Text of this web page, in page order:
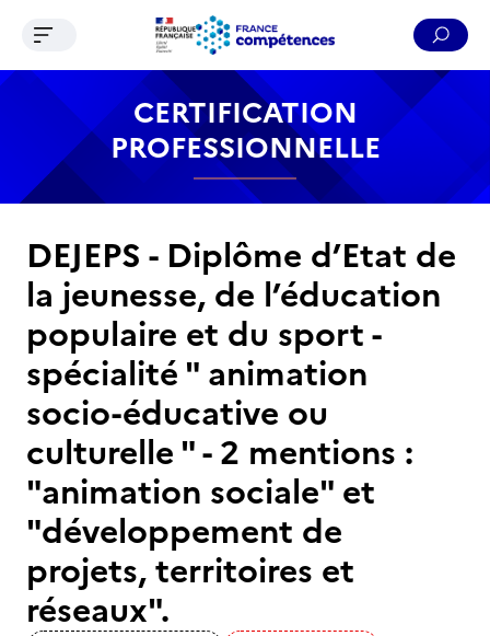
Contenu Recherche Menu Pied de page
Ouvrir le menu de navigation
CERTIFICATION
PROFESSIONNELLE
DEJEPS - Diplôme d’Etat de
la jeunesse, de l’éducation
populaire et du sport -
spécialité " animation
socio-éducative ou
culturelle " - 2 mentions :
"animation sociale" et
"développement de
projets, territoires et
réseaux".